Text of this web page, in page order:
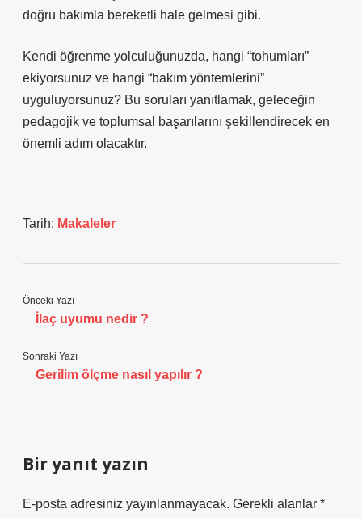
doğru bakımla bereketli hale gelmesi gibi.
Kendi öğrenme yolculuğunuzda, hangi “tohumları”
ekiyorsunuz ve hangi “bakım yöntemlerini”
uyguluyorsunuz? Bu soruları yanıtlamak, geleceğin
pedagojik ve toplumsal başarılarını şekillendirecek en
önemli adım olacaktır.
Tarih: Makaleler
Önceki Yazı
İlaç uyumu nedir ?
Sonraki Yazı
Gerilim ölçme nasıl yapılır ?
Bir yanıt yazın
E-posta adresiniz yayınlanmayacak. Gerekli alanlar *